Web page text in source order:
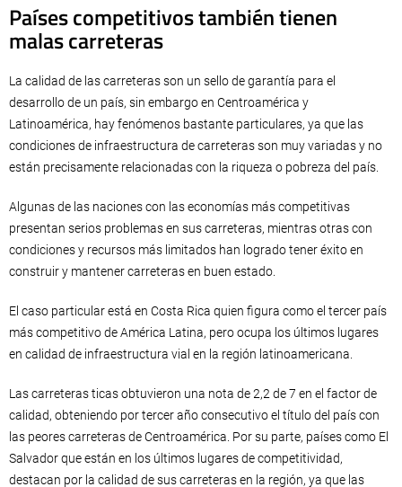
Países competitivos también tienen
malas carreteras
La calidad de las carreteras son un sello de garantía para el
desarrollo de un país, sin embargo en Centroamérica y
Latinoamérica, hay fenómenos bastante particulares, ya que las
condiciones de infraestructura de carreteras son muy variadas y no
están precisamente relacionadas con la riqueza o pobreza del país.
Algunas de las naciones con las economías más competitivas
presentan serios problemas en sus carreteras, mientras otras con
condiciones y recursos más limitados han logrado tener éxito en
construir y mantener carreteras en buen estado.
El caso particular está en Costa Rica quien figura como el tercer país
más competitivo de América Latina, pero ocupa los últimos lugares
en calidad de infraestructura vial en la región latinoamericana.
Las carreteras ticas obtuvieron una nota de 2,2 de 7 en el factor de
calidad, obteniendo por tercer año consecutivo el título del país con
las peores carreteras de Centroamérica. Por su parte, países como El
Salvador que están en los últimos lugares de competitividad,
destacan por la calidad de sus carreteras en la región, ya que las